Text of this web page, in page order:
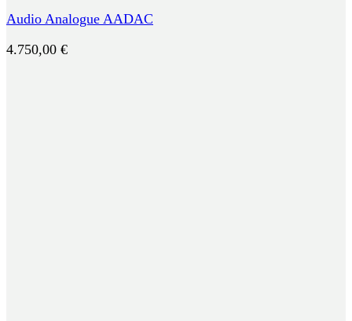
Audio Analogue AADAC
4.750,00 €